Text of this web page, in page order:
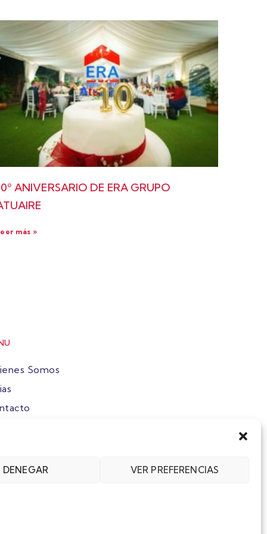
DENEGAR VER PREFERENCIAS
ANIVERSARIO DE ERA GRUPO
más »
Somos